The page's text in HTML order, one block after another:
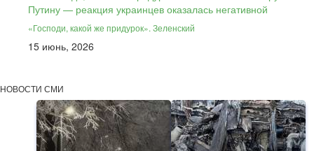
«Господи, какой же придурок». Зеленский
15 июнь, 2026
НОВОСТИ СМИ